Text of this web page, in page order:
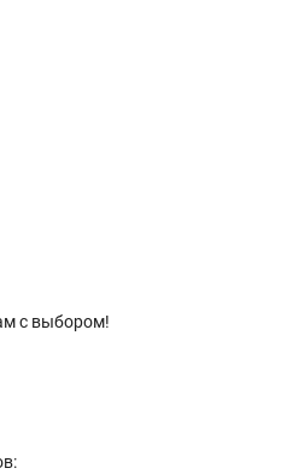
с выбором!